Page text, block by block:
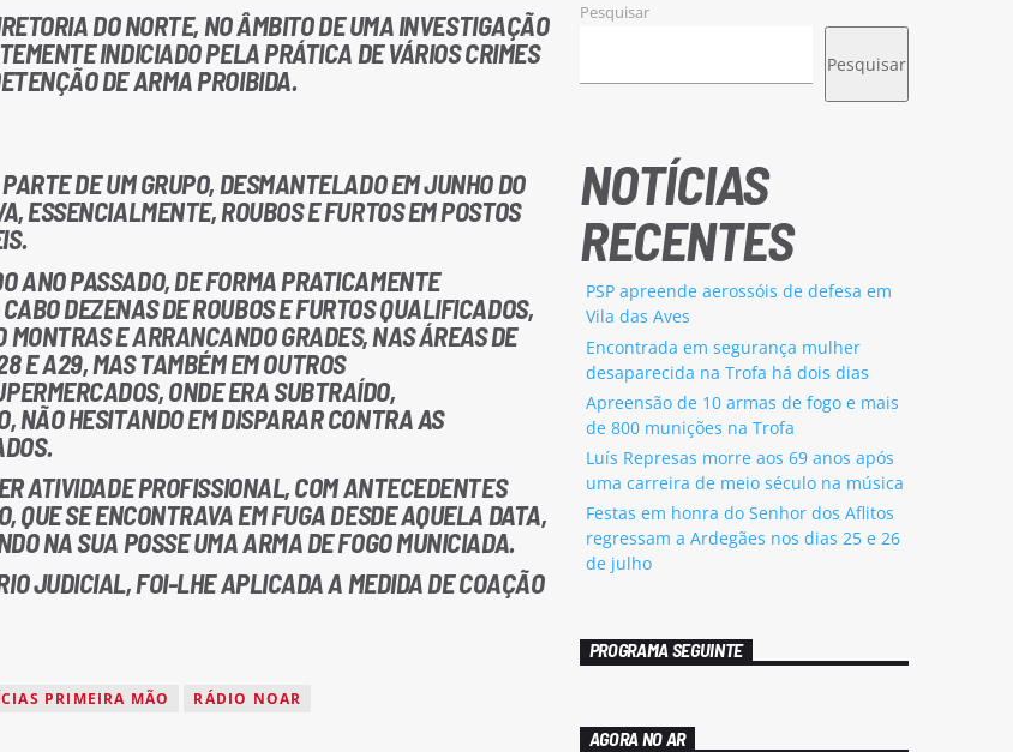
DO NORTE, NO ÂMBITO DE UMA INVESTIGAÇÃO
INDICIADO PELA PRÁTICA DE VÁRIOS CRIMES
DE ARMA PROIBIDA.
DE UM GRUPO, DESMANTELADO EM JUNHO DO
ESSENCIALMENTE, ROUBOS E FURTOS EM POSTOS
ANO PASSADO, DE FORMA PRATICAMENTE
DEZENAS DE ROUBOS E FURTOS QUALIFICADOS,
E ARRANCANDO GRADES, NAS ÁREAS DE
E A29, MAS TAMBÉM EM OUTROS
ONDE ERA SUBTRAÍDO,
NÃO HESITANDO EM DISPARAR CONTRA AS
ATIVIDADE PROFISSIONAL, COM ANTECEDENTES
QUE SE ENCONTRAVA EM FUGA DESDE AQUELA DATA,
NA SUA POSSE UMA ARMA DE FOGO MUNICIADA.
JUDICIAL, FOI-LHE APLICADA A MEDIDA DE COAÇÃO
PRIMEIRA MÃO RÁDIO NOAR
Pesquisar
Pesquisar
NOTÍCIAS
RECENTES
PSP apreende aerossóis de defesa em
Vila das Aves
Encontrada em segurança mulher
desaparecida na Trofa há dois dias
Apreensão de 10 armas de fogo e mais
de 800 munições na Trofa
Luís Represas morre aos 69 anos após
uma carreira de meio século na música
Festas em honra do Senhor dos Aflitos
regressam a Ardegães nos dias 25 e 26
de julho
PROGRAMA SEGUINTE
AGORA NO AR